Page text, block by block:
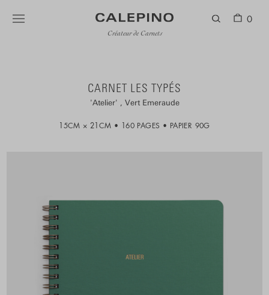
Créateur de Carnets
0
CARNET LES TYPÉS
Atelier Vert Emeraude
15CM × 21CM 160 PAGES PAPIER 90G